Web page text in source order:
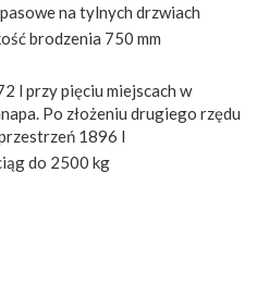
na tylnych drzwiach
brodzenia 750 mm
l przy pięciu miejscach w
Po złożeniu drugiego rzędu
1896 l
do 2500 kg